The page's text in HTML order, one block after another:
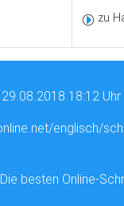
zu
18:12 Uhr
englisch/
besten Online-